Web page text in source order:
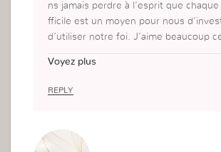
ns jamais perdre à l’esprit que
fficile est un moyen pour nous
d’utiliser notre foi. J’aime beaucoup
e à une difficulté, David parlait avec
Voyez plus
REPLY